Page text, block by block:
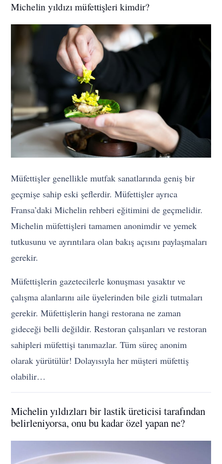
Michelin yıldızı müfettişleri kimdir?
Müfettişler genellikle mutfak sanatlarında geniş bir
geçmişe sahip eski şeflerdir. Müfettişler ayrıca
Fransa’daki Michelin rehberi eğitimini de geçmelidir.
Michelin müfettişleri tamamen anonimdir ve yemek
tutkusunu ve ayrıntılara olan bakış açısını paylaşmaları
gerekir.
Müfettişlerin gazetecilerle konuşması yasaktır ve
çalışma alanlarını aile üyelerinden bile gizli tutmaları
gerekir. Müfettişlerin hangi restorana ne zaman
gideceği belli değildir. Restoran çalışanları ve restoran
sahipleri müfettişi tanımazlar. Tüm süreç anonim
olarak yürütülür! Dolayısıyla her müşteri müfettiş
olabilir…
Michelin yıldızları bir lastik üreticisi tarafından
belirleniyorsa, onu bu kadar özel yapan ne?